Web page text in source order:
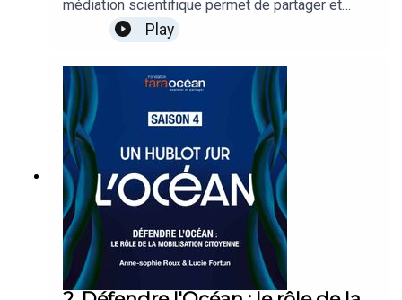
médiation scientifique permet de partager et
rendre accessible la science pour mieux
comprendre l’Océan.Regards croisés entre Léa
Bello, journaliste, vidéaste et vulgarisatrice
scientifique et Myriam Thomas, directrice du pôle
culture océan à la Fondation Tara Océan.
Play